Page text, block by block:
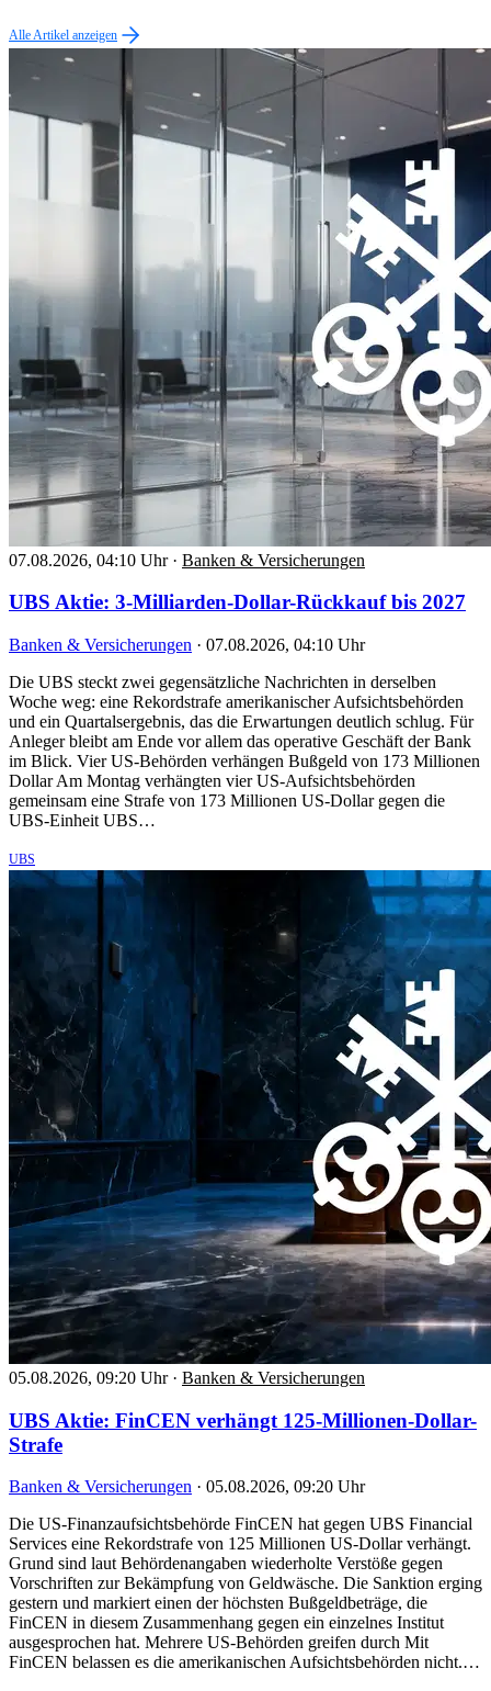
Alle Artikel anzeigen
07.08.2026, 04:10 Uhr · Banken & Versicherungen
UBS Aktie: 3-Milliarden-Dollar-Rückkauf bis 2027
Banken & Versicherungen · 07.08.2026, 04:10 Uhr
Die UBS steckt zwei gegensätzliche Nachrichten in derselben
Woche weg: eine Rekordstrafe amerikanischer Aufsichtsbehörden
und ein Quartalsergebnis, das die Erwartungen deutlich schlug. Für
Anleger bleibt am Ende vor allem das operative Geschäft der Bank
im Blick. Vier US-Behörden verhängen Bußgeld von 173 Millionen
Dollar Am Montag verhängten vier US-Aufsichtsbehörden
gemeinsam eine Strafe von 173 Millionen US-Dollar gegen die
UBS-Einheit UBS…
UBS
05.08.2026, 09:20 Uhr · Banken & Versicherungen
UBS Aktie: FinCEN verhängt 125-Millionen-Dollar-
Strafe
Banken & Versicherungen · 05.08.2026, 09:20 Uhr
Die US-Finanzaufsichtsbehörde FinCEN hat gegen UBS Financial
Services eine Rekordstrafe von 125 Millionen US-Dollar verhängt.
Grund sind laut Behördenangaben wiederholte Verstöße gegen
Vorschriften zur Bekämpfung von Geldwäsche. Die Sanktion erging
gestern und markiert einen der höchsten Bußgeldbeträge, die
FinCEN in diesem Zusammenhang gegen ein einzelnes Institut
ausgesprochen hat. Mehrere US-Behörden greifen durch Mit
FinCEN belassen es die amerikanischen Aufsichtsbehörden nicht.…